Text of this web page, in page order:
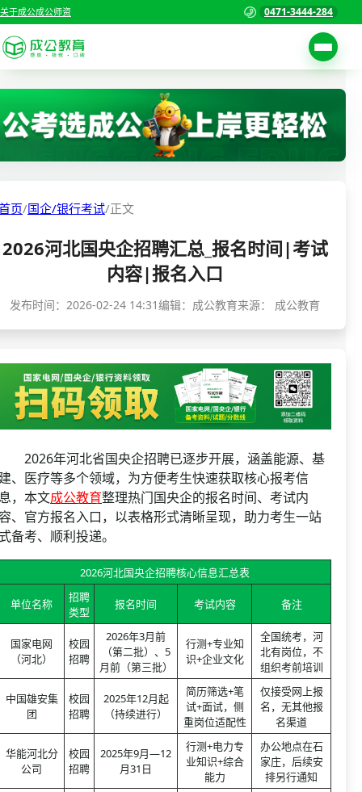
关于成公成公师资 0471-3444-284
考试公告
职位表
准考证打印
成绩查询
分数线
资格复审
面试补录
历年真题
首页
国家公务员考试
三支一扶考试
警察/辅警考试
国企/银行考试
页/国企/银行考试/正文
2026河北国央企招聘汇总_报名时间|考试
内容|报名入口
发布时间： 2026-02-24 14:31编辑：成公教育来源： 成公教育
年河北省国央企招聘已逐步开展，涵盖能源、基
、医疗等多个领域，为方便考生快速获取核心报考信
，本文成公教育整理热门国央企的报名时间、考试内
、官方报名入口，以表格形式清晰呈现，助力考生一站
备考、顺利投递。
2026河北国央企招聘核心信息汇总表
单位名称
招聘
类型
报名时间 考试内容 备注
国家电网
（河北）
校园
招聘
2026年3月前
（第二批）、5
月前（第三批）
行测+专业知
识+企业文化
全国统考，河
北有岗位，不
组织考前培训
中国雄安集
团
校园
招聘
2025年12月起
（持续进行）
简历筛选+笔
试+面试，侧
重岗位适配性
仅接受网上报
名，无其他报
名渠道
华能河北分
公司
校园
招聘
2025年9月—12
月31日
行测+电力专
业知识+综合
能力
办公地点在石
家庄，后续安
排另行通知